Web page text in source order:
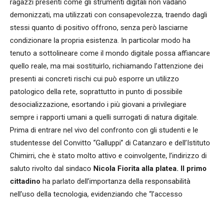
ragazzi presenti come gli strumenti digitali non vadano
demonizzati, ma utilizzati con consapevolezza, traendo dagli
stessi quanto di positivo offrono, senza però lasciarne
condizionare la propria esistenza. In particolar modo ha
tenuto a sottolineare come il mondo digitale possa affiancare
quello reale, ma mai sostituirlo, richiamando l’attenzione dei
presenti ai concreti rischi cui può esporre un utilizzo
patologico della rete, soprattutto in punto di possibile
desocializzazione, esortando i più giovani a privilegiare
sempre i rapporti umani a quelli surrogati di natura digitale.
Prima di entrare nel vivo del confronto con gli studenti e le
studentesse del Convitto “Galluppi” di Catanzaro e dell’Istituto
Chimirri, che è stato molto attivo e coinvolgente, l’indirizzo di
saluto rivolto dal sindaco Nicola Fiorita alla platea. Il primo
cittadino ha parlato dell’importanza della responsabilità
nell’uso della tecnologia, evidenziando che “l’accesso